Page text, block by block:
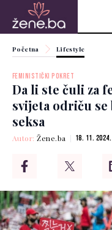
Početna Lifestyle
FEMINISTIČKI POKRET
Da li ste čuli za
svijeta odriču se
seksa
Autor:Žene.ba 18. 11. 2024.